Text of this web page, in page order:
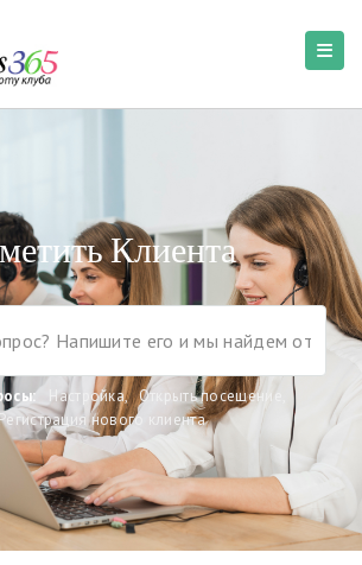
Клиента
Настройка, Открыть посещение
нового клиента